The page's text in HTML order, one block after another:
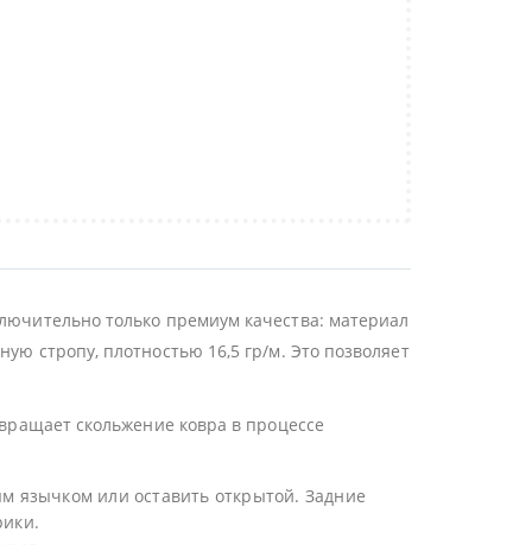
только премиум качества: материал
стропу, плотностью 16,5 гр/м. Это позволяет
скольжение ковра в процессе
язычком или оставить открытой. Задние